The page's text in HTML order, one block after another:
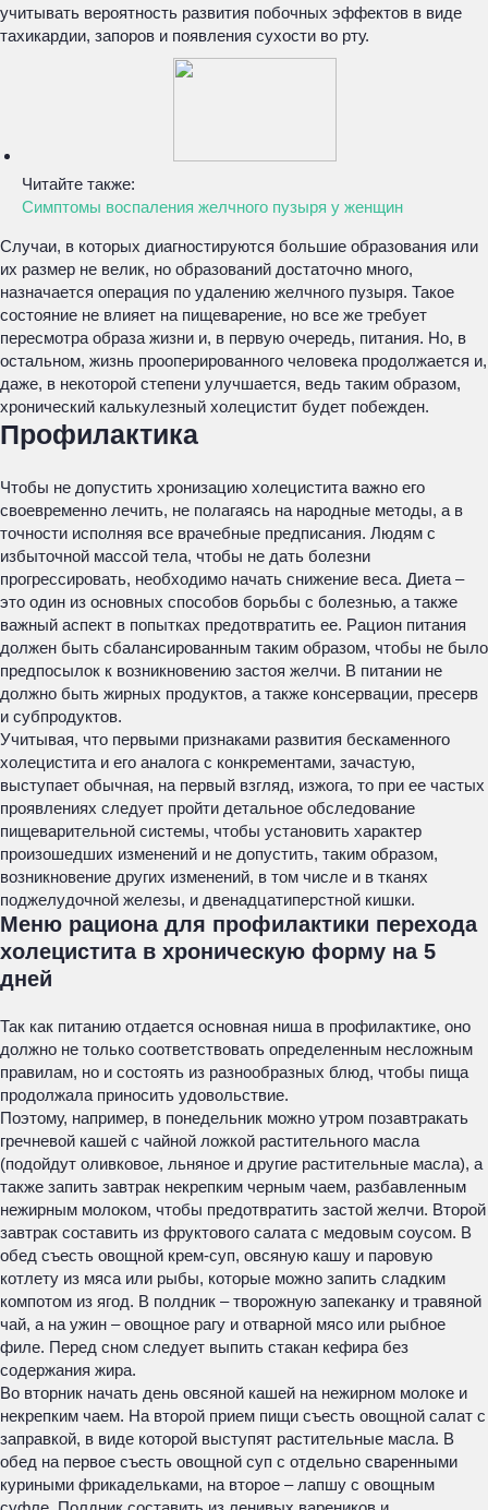
учитывать вероятность развития побочных эффектов в виде
тахикардии, запоров и появления сухости во рту.
Читайте также:
Симптомы воспаления желчного пузыря у женщин
Случаи, в которых диагностируются большие образования или
их размер не велик, но образований достаточно много,
назначается операция по удалению желчного пузыря. Такое
состояние не влияет на пищеварение, но все же требует
пересмотра образа жизни и, в первую очередь, питания. Но, в
остальном, жизнь прооперированного человека продолжается и,
даже, в некоторой степени улучшается, ведь таким образом,
хронический калькулезный холецистит будет побежден.
Профилактика
Чтобы не допустить хронизацию холецистита важно его
своевременно лечить, не полагаясь на народные методы, а в
точности исполняя все врачебные предписания. Людям с
избыточной массой тела, чтобы не дать болезни
прогрессировать, необходимо начать снижение веса. Диета –
это один из основных способов борьбы с болезнью, а также
важный аспект в попытках предотвратить ее. Рацион питания
должен быть сбалансированным таким образом, чтобы не было
предпосылок к возникновению застоя желчи. В питании не
должно быть жирных продуктов, а также консервации, пресерв
и субпродуктов.
Учитывая, что первыми признаками развития бескаменного
холецистита и его аналога с конкрементами, зачастую,
выступает обычная, на первый взгляд, изжога, то при ее частых
проявлениях следует пройти детальное обследование
пищеварительной системы, чтобы установить характер
произошедших изменений и не допустить, таким образом,
возникновение других изменений, в том числе и в тканях
поджелудочной железы, и двенадцатиперстной кишки.
Меню рациона для профилактики перехода
холецистита в хроническую форму на 5
дней
Так как питанию отдается основная ниша в профилактике, оно
должно не только соответствовать определенным несложным
правилам, но и состоять из разнообразных блюд, чтобы пища
продолжала приносить удовольствие.
Поэтому, например, в понедельник можно утром позавтракать
гречневой кашей с чайной ложкой растительного масла
(подойдут оливковое, льняное и другие растительные масла), а
также запить завтрак некрепким черным чаем, разбавленным
нежирным молоком, чтобы предотвратить застой желчи. Второй
завтрак составить из фруктового салата с медовым соусом. В
обед съесть овощной крем-суп, овсяную кашу и паровую
котлету из мяса или рыбы, которые можно запить сладким
компотом из ягод. В полдник – творожную запеканку и травяной
чай, а на ужин – овощное рагу и отварной мясо или рыбное
филе. Перед сном следует выпить стакан кефира без
содержания жира.
Во вторник начать день овсяной кашей на нежирном молоке и
некрепким чаем. На второй прием пищи съесть овощной салат с
заправкой, в виде которой выступят растительные масла. В
обед на первое съесть овощной суп с отдельно сваренными
куриными фрикадельками, на второе – лапшу с овощным